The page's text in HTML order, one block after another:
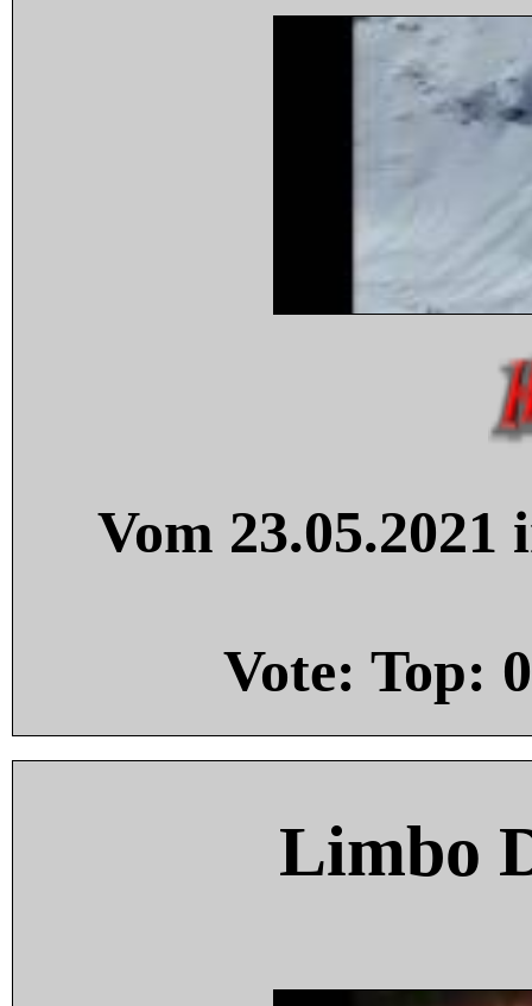
Vom
Vote: Top: 0
Limbo